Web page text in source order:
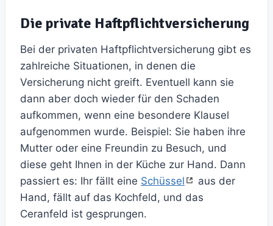
Die private Haftpflichtversicherung
Bei der privaten Haftpflichtversicherung gibt es
zahlreiche Situationen, in denen die
Versicherung nicht greift. Eventuell kann sie
dann aber doch wieder für den Schaden
aufkommen, wenn eine besondere Klausel
aufgenommen wurde. Beispiel: Sie haben ihre
Mutter oder eine Freundin zu Besuch, und
diese geht Ihnen in der Küche zur Hand. Dann
passiert es: Ihr fällt eine Schüssel
aus der
Hand, fällt auf das Kochfeld, und das
Ceranfeld ist gesprungen.